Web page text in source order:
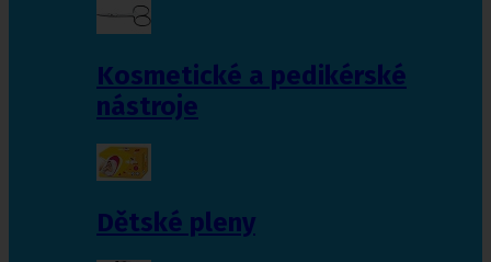
Kosmetické a pedikérské
nástroje
Dětské pleny